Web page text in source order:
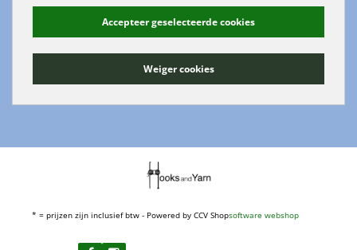
Zaterdag 11:00-17:00
Zondag gesloten
Op feestdagen en in Augustus
zijn er afwijkende openingstijden..
* = prijzen zijn inclusief btw - Powered by CCV Shopsoftware webshop
Accepteer geselecteerde cookies
Weiger cookies